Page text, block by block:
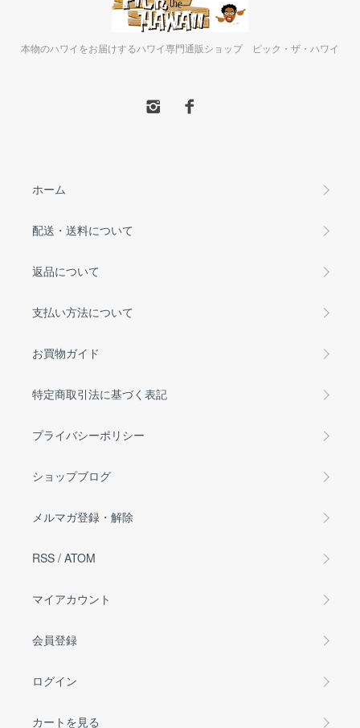
本物のハワイをお届けするハワイ専門通販ショップ ピック・ザ・ハワイ
ホーム
配送・送料について
返品について
支払い方法について
お買物ガイド
特定商取引法に基づく表記
プライバシーポリシー
ショップブログ
メルマガ登録・解除
RSS / ATOM
マイアカウント
会員登録
ログイン
カートを見る